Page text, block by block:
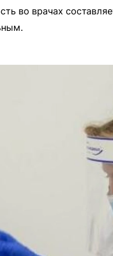
во врачах